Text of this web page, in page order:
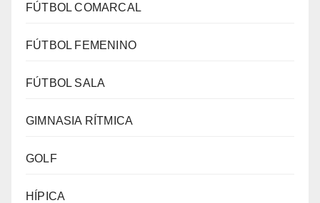
FÚTBOL COMARCAL
FÚTBOL FEMENINO
FÚTBOL SALA
GIMNASIA RÍTMICA
GOLF
HÍPICA